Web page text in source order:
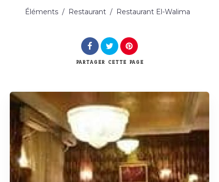
Catégorie
Rechercher
Éléments / Restaurant / Restaurant El-Walima
PARTAGER CETTE PAGE